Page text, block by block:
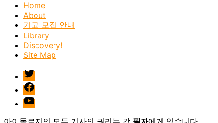
Home
About
기고 모집 안내
Library
Discovery!
Site Map
twitter
facebook
Youtube